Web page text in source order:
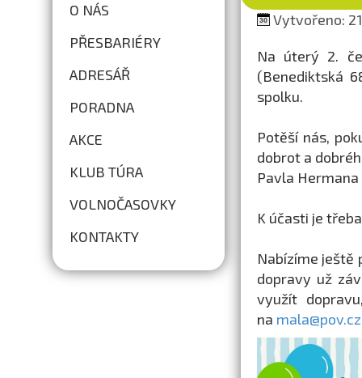
O NÁS
PŘESBARIÉRY
ADRESÁŘ
PORADNA
AKCE
KLUB TÚRA
VOLNOČASOVKY
KONTAKTY
Vytvořeno:
Na úterý 2.
(Benediktská
spolku.
Potěší nás,
dobrot a
Pavla
K účasti je
Nabízíme ještě
dopravy už
využít
na mala@pov.cz